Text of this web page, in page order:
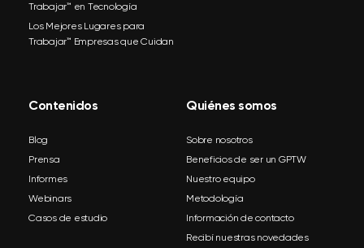
Trabajar™ en Tecnología
Los Mejores Lugares para
Trabajar™ Empresas que Cuidan
Contenidos
Blog
Prensa
Informes
Webinars
Casos de estudio
Quiénes somos
Sobre nosotros
Beneficios de ser un GPTW
Nuestro equipo
Metodología
Información de contacto
Recibí nuestras novedades